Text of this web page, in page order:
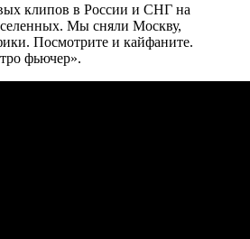
клипов в России и СНГ на
Мы сняли Москву,
Посмотрите и кайфаните.
фьючер».